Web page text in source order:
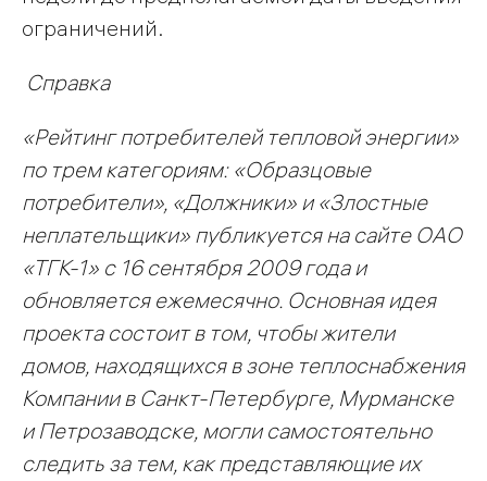
ограничений.
Справка
«Рейтингпотребителей тепловой энергии»
по трем категориям: «Образцовые
потребители», «Должники» и «Злостные
неплательщики» публикуется на сайте ОАО
«ТГК-1» с 16 сентября 2009 года и
обновляется ежемесячно. Основная идея
проекта состоит в том, чтобы жители
домов, находящихся в зоне теплоснабжения
Компании в Санкт-Петербурге, Мурманске
и Петрозаводске, могли самостоятельно
следить за тем, как представляющие их